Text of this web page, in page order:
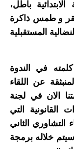
باطل،
و طمس ذاكرة
المستقبلية
في الندوة
عن اللقاء
الان في لجنة
القانونية التي
التشاوري الثاني
خلاله برمجة